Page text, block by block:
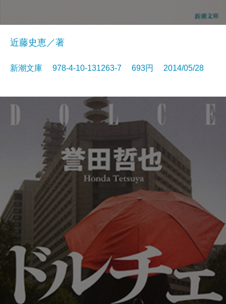
近藤史恵／著
新潮文庫 978-4-10-131263-7 693円 2014/05/28